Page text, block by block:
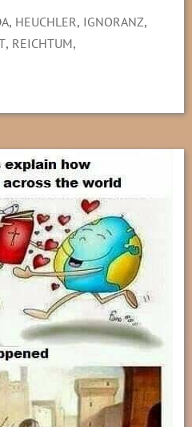
, HEUCHLER, IGNORANZ,
, REICHTUM,